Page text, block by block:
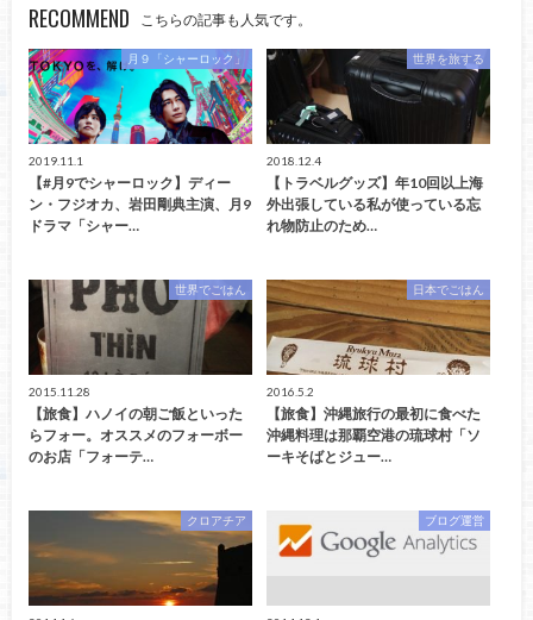
RECOMMEND こちらの記事も人気です。
月９「シャーロック」
2019.11.1
【#月9でシャーロック】ディー
ン・フジオカ、岩田剛典主演、月9
ドラマ「シャー…
世界を旅する
2018.12.4
【トラベルグッズ】年10回以上海
外出張している私が使っている忘
れ物防止のため…
世界でごはん
2015.11.28
【旅食】ハノイの朝ご飯といった
らフォー。オススメのフォーボー
のお店「フォーテ…
日本でごはん
2016.5.2
【旅食】沖縄旅行の最初に食べた
沖縄料理は那覇空港の琉球村「ソ
ーキそばとジュー…
クロアチア ブログ運営